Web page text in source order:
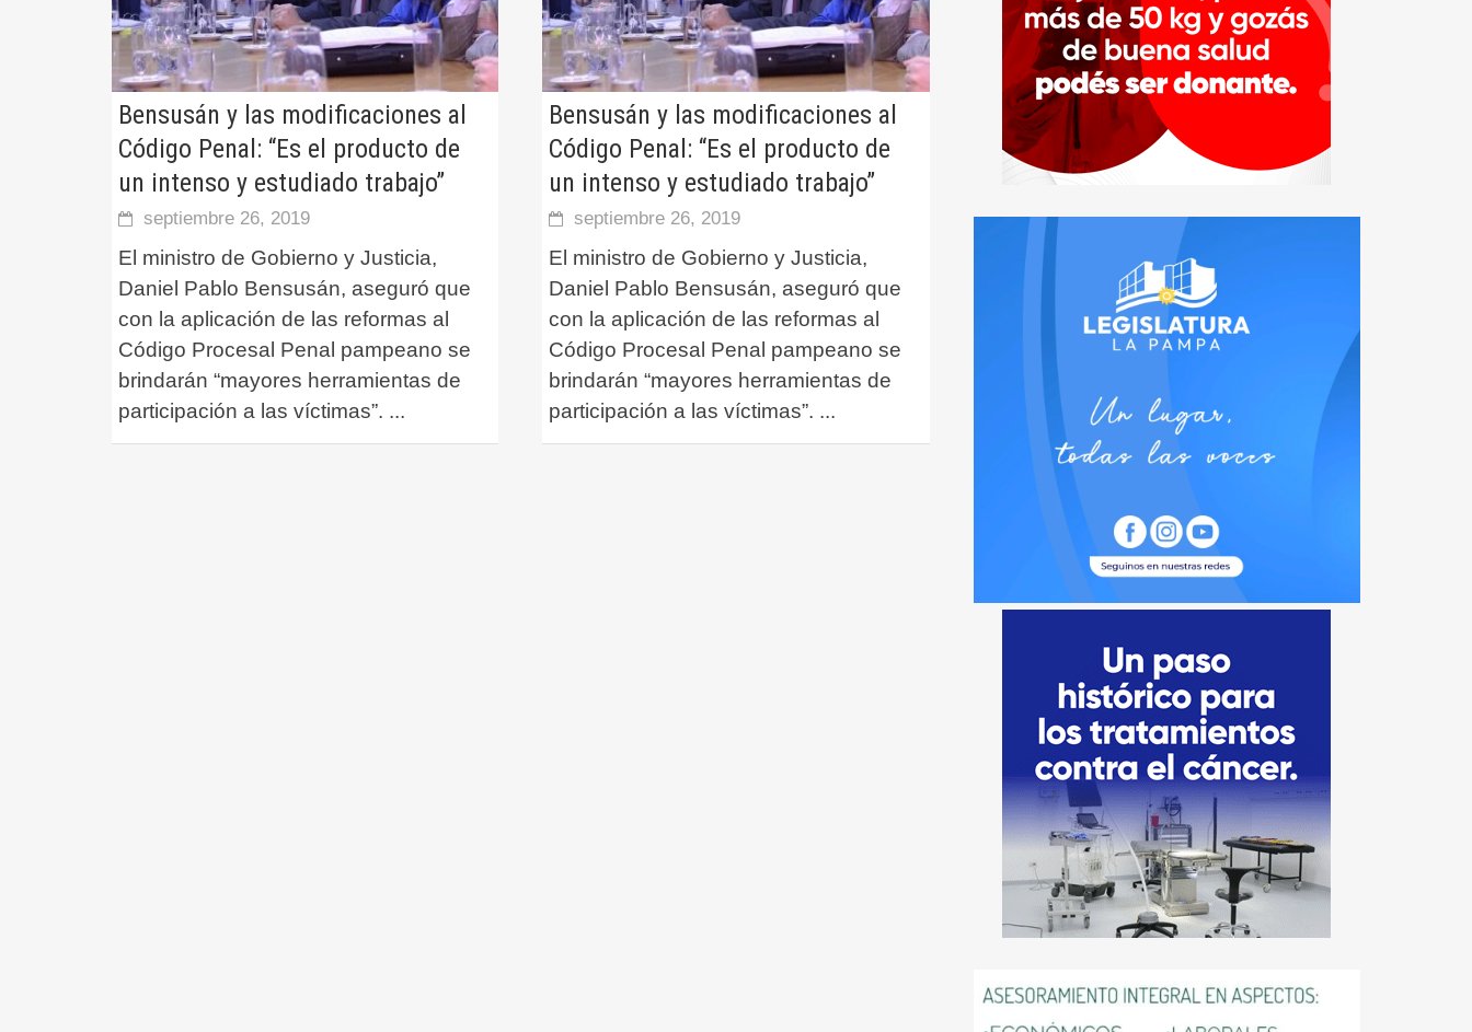
Bensusán y las modificaciones al
Código Penal: “Es el producto de
un intenso y estudiado trabajo”
septiembre 26, 2019
El ministro de Gobierno y Justicia,
Daniel Pablo Bensusán, aseguró que
con la aplicación de las reformas al
Código Procesal Penal pampeano se
brindarán “mayores herramientas de
participación a las víctimas”. ...
Bensusán y las modificaciones al
Código Penal: “Es el producto de
un intenso y estudiado trabajo”
septiembre 26, 2019
El ministro de Gobierno y Justicia,
Daniel Pablo Bensusán, aseguró que
con la aplicación de las reformas al
Código Procesal Penal pampeano se
brindarán “mayores herramientas de
participación a las víctimas”. ...